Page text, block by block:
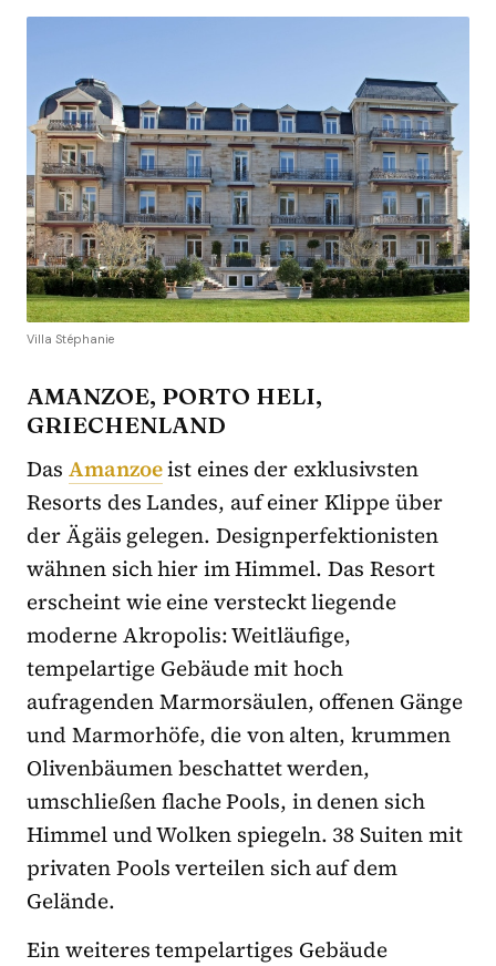
Villa Stéphanie
AMANZOE, PORTO HELI,
GRIECHENLAND
Das Amanzoeist eines der exklusivsten
Resorts des Landes, auf einer Klippe über
der Ägäis gelegen. Designperfektionisten
wähnen sich hier im Himmel. Das Resort
erscheint wie eine versteckt liegende
moderne Akropolis: Weitläufige,
tempelartige Gebäude mit hoch
aufragenden Marmorsäulen, offenen Gänge
und Marmorhöfe, die von alten, krummen
Olivenbäumen beschattet werden,
umschließen flache Pools, in denen sich
Himmel und Wolken spiegeln. 38 Suiten mit
privaten Pools verteilen sich auf dem
Gelände.
Ein weiteres tempelartiges Gebäude